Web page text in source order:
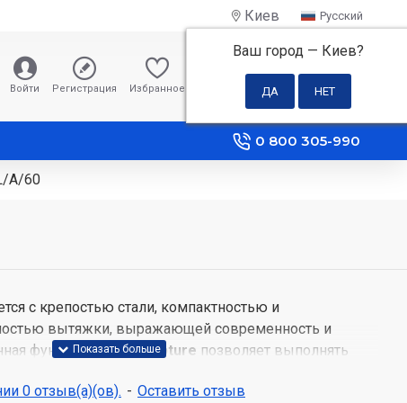
Киев
Ваш город — Киев?
Русский
Войти Регистрация Избранное
0 грн
0 800 305-990
A/60
с крепостью стали, компактностью и
вытяжки, выражающей современность и
функцияMulti-d Capture позволяет выполнять
просторах кухонное пространство все
0 отзыв(а)(ов). - Оставить отзыв